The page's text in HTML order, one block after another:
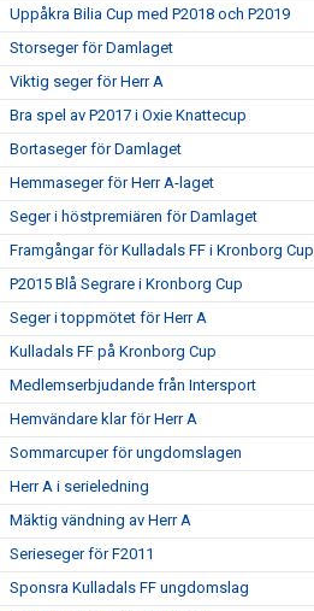
Uppåkra Bilia Cup med P2018 och P2019
Storseger för Damlaget
Viktig seger för Herr A
Bra spel av P2017 i Oxie Knattecup
Bortaseger för Damlaget
Hemmaseger för Herr A-laget
Seger i höstpremiären för Damlaget
Framgångar för Kulladals FF i Kronborg Cup
P2015 Blå Segrare i Kronborg Cup
Seger i toppmötet för Herr A
Kulladals FF på Kronborg Cup
Medlemserbjudande från Intersport
Hemvändare klar för Herr A
Sommarcuper för ungdomslagen
Herr A i serieledning
Mäktig vändning av Herr A
Serieseger för F2011
Sponsra Kulladals FF ungdomslag